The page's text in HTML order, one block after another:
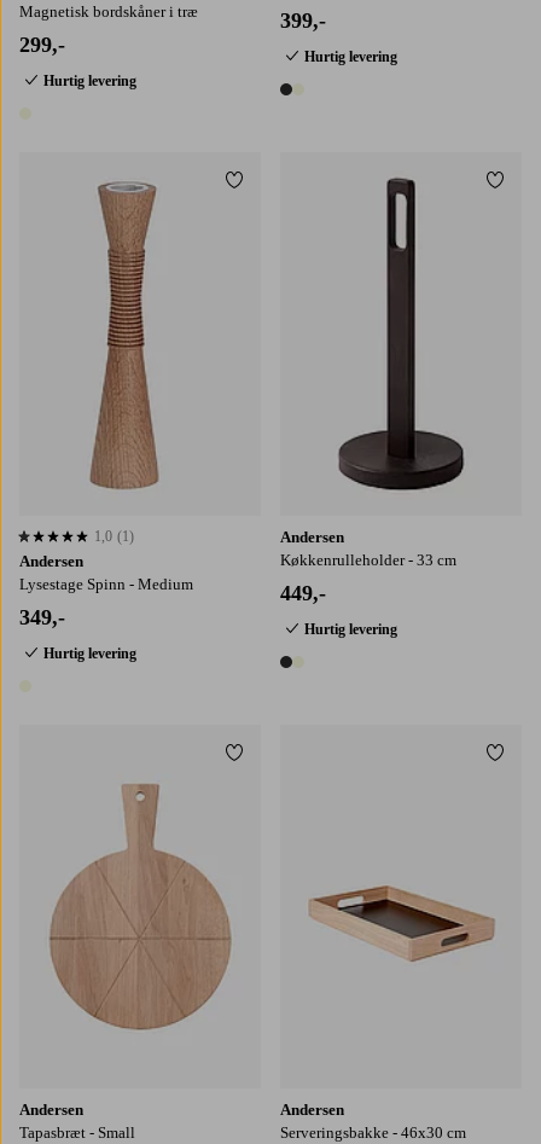
Magnetisk bordskåner i træ
299,-
Hurtig levering
399,-
Hurtig levering
2 farver
Andersen
Lysestage Spinn - Medium
349,-
Hurtig levering
1,0 baseret på 1 bedømmelser
1,0 (1)
Tilføj til favoritter
Andersen
Køkkenrulleholder - 33 cm
449,-
Hurtig levering
2 farver
Andersen
Tapasbræt - Small
Tilføj til favoritter
Andersen
Serveringsbakke - 46x30 cm